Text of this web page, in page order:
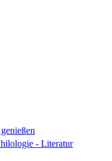
- Literatur